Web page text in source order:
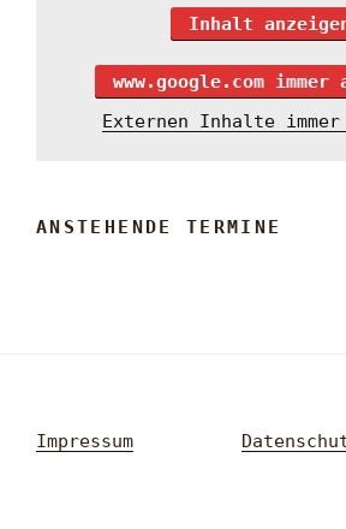
Inhalt
www.google.com immer
Externen Inhalte immer
ANSTEHENDE TERMINE
Impressum